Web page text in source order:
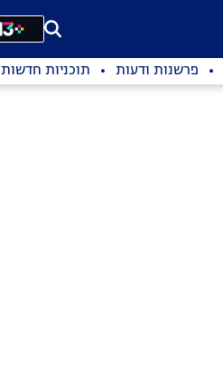
פרשנות ודעות תוכניות חדשות 13